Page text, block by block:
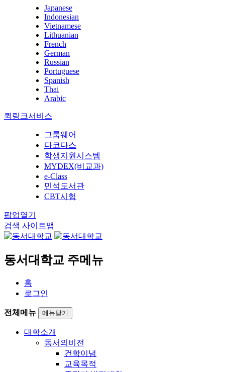
Japanese
Indonesian
Vietnamese
Lithuanian
French
German
Russian
Portuguese
Spanish
Thai
Arabic
퀵링크서비스
그룹웨어
다코다스
학생지원시스템
MYDEX(비교과)
e-Class
민석도서관
CBT시험
팝업열기
검색 사이트맵
동서대학교 주메뉴
홈
로그인
전체메뉴 메뉴닫기
대학소개
동서의비전
건학이념
교육목적